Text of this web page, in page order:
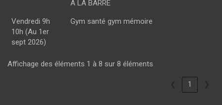
A LA BARRE
Vendredi 9h
10h (Au 1er
sept 2026)
Gym santé gym mémoire
Affichage des éléments 1 à 8 sur 8 éléments
1